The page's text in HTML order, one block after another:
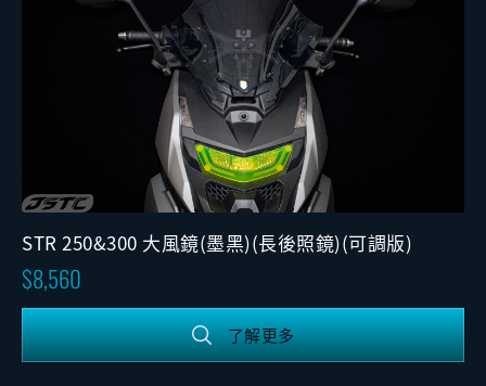
STR 250&300 大風鏡(墨黑)(長後照鏡)(可調版)
8,560
了解更多